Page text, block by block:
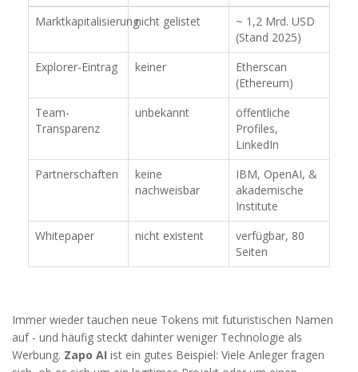
Marktkapitalisierungnicht gelistet
~ 1,2 Mrd. USD
(Stand 2025)
Explorer-Eintrag
keiner
Etherscan
(Ethereum)
Team-
Transparenz
unbekannt
öffentliche
Profiles,
LinkedIn
Partnerschaften
keine
nachweisbar
IBM, OpenAI, &
akademische
Institute
Whitepaper
nicht existent
verfügbar, 80
Seiten
Immer wieder tauchen neue Tokens mit futuristischen Namen
auf - und häufig steckt dahinter weniger Technologie als
Werbung. Zapo AI ist ein gutes Beispiel: Viele Anleger fragen